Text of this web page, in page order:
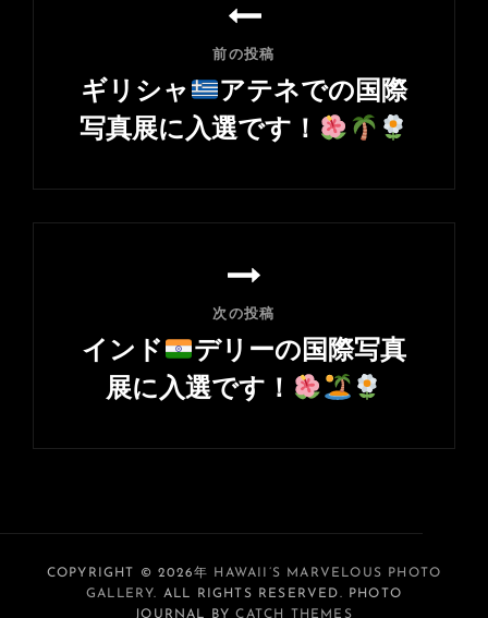
シ
ョ
前の投稿
ギリシャ
アテネでの国際
写真展に入選です！
の
投
次の投稿
インド
デリーの国際写真
展に入選です！
の
COPYRIGHT © 2026年 HAWAII’S MARVELOUS PHOTO
GALLERY. ALL RIGHTS RESERVED. PHOTO
JOURNAL BYCATCH THEMES